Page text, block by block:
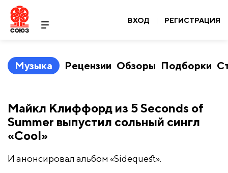
ВХОД | РЕГИСТРАЦИЯ
Музыка Рецензии Обзоры Подборки
Майкл Клиффорд из 5 Seconds of
Summer выпустил сольный сингл
«Cool»
И анонсировал альбом «Sidequest».